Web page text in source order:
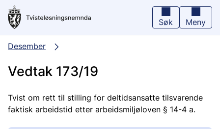
Hopp
hovedinnhold
Søk Meny
Desember
Vedtak 173/19
Tvist om rett til stilling for deltidsansatte tilsvarende
faktisk arbeidstid etter arbeidsmiljøloven § 14-4 a.